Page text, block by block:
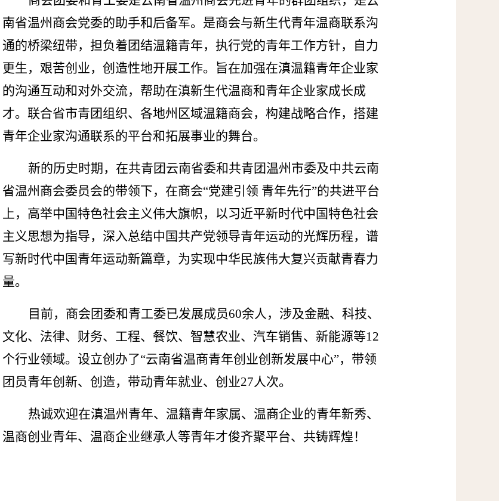
南省温州商会党委的助手和后备军。是商会与新生代青年温商联系沟
通的桥梁纽带，担负着团结温籍青年，执行党的青年工作方针，自力
更生，艰苦创业，创造性地开展工作。旨在加强在滇温籍青年企业家
的沟通互动和对外交流，帮助在滇新生代温商和青年企业家成长成
才。联合省市青团组织、各地州区域温籍商会，构建战略合作，搭建
青年企业家沟通联系的平台和拓展事业的舞台。
新的历史时期，在共青团云南省委和共青团温州市委及中共云南
省温州商会委员会的带领下，在商会“党建引领 青年先行”的共进平台
上，高举中国特色社会主义伟大旗帜，以习近平新时代中国特色社会
主义思想为指导，深入总结中国共产党领导青年运动的光辉历程，谱
写新时代中国青年运动新篇章，为实现中华民族伟大复兴贡献青春力
量。
目前，商会团委和青工委已发展成员60余人，涉及金融、科技、
文化、法律、财务、工程、餐饮、智慧农业、汽车销售、新能源等12
个行业领域。设立创办了“云南省温商青年创业创新发展中心”，带领
团员青年创新、创造，带动青年就业、创业27人次。
热诚欢迎在滇温州青年、温籍青年家属、温商企业的青年新秀、
温商创业青年、温商企业继承人等青年才俊齐聚平台、共铸辉煌！